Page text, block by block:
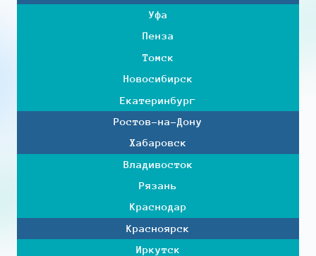
Уфа
Пенза
Томск
Новосибирск
Екатеринбург
Ростов-на-Дону
Хабаровск
Владивосток
Рязань
Краснодар
Красноярск
Иркутск